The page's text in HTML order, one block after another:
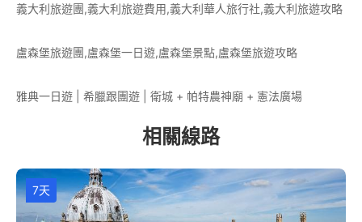
義大利旅遊團,義大利旅遊費用,義大利華人旅行社,義大利旅遊攻略
盧森堡旅遊團,盧森堡一日遊,盧森堡景點,盧森堡旅遊攻略
雅典一日遊 | 希臘跟團遊 | 衛城 + 帕特農神廟 + 憲法廣場
相關線路
7天